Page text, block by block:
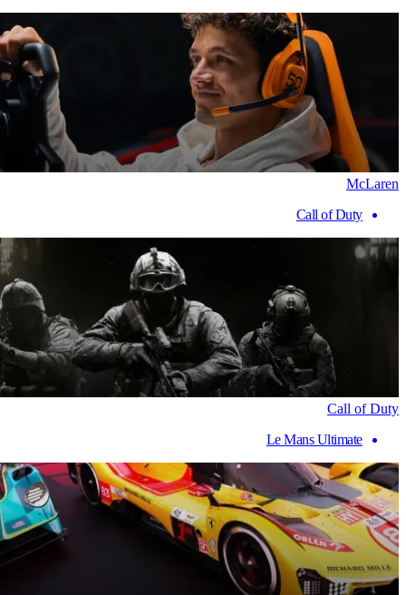
McLaren
Call of Duty
Call of Duty
Le Mans Ultimate